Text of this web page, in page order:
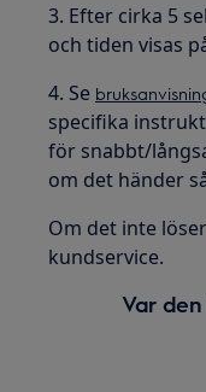
3. Efter cirka 5
och tiden visas
4. Se
specifika
för snabbt/
om det händer
Om det inte
kundservice.
Var